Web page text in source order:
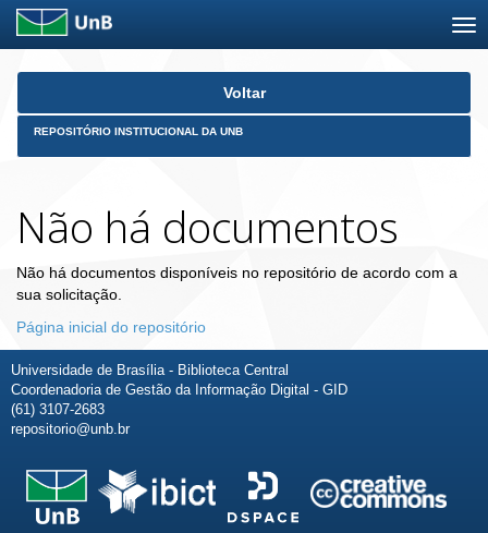
Skip
Voltar
REPOSITÓRIO INSTITUCIONAL DA UNB
Não há documentos
Não há documentos disponíveis no repositório de acordo com a
sua solicitação.
Página inicial do repositório
Universidade de Brasília - Biblioteca Central
Coordenadoria de Gestão da Informação Digital - GID
(61) 3107-2683
repositorio@unb.br